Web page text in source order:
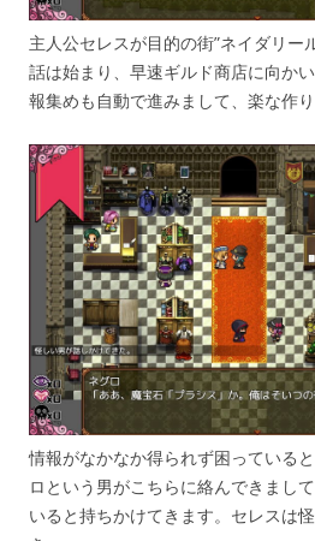
主人公セレスが目的の街”ネイダリー
話は始まり、早速ギルド商店に向か
報集めも自動で進みまして、楽な作り
情報がなかなか得られず困っている
ロという男がこちらに絡んできまし
いると持ちかけてきます。セレスは